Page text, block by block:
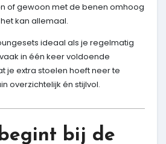
of gewoon met de benen omhoog
kan allemaal.
ideaal als je regelmatig
in één keer voldoende
je extra stoelen hoeft neer te
overzichtelijk én stijlvol.
bij de